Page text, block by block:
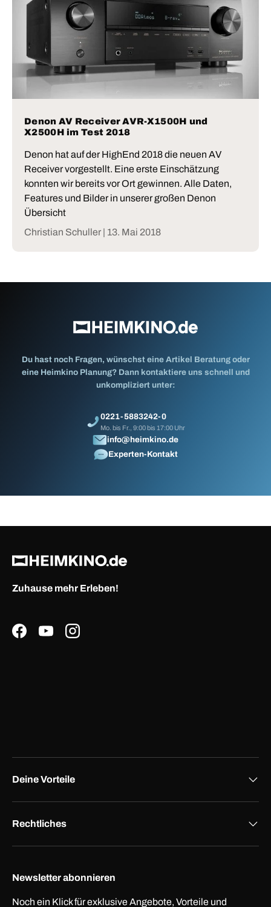
Denon AV Receiver AVR-X1500H und
X2500H im Test 2018
Denon hat auf der HighEnd 2018 die neuen AV
Receiver vorgestellt. Eine erste Einschätzung
konnten wir bereits vor Ort gewinnen. Alle Daten,
Features und Bilder in unserer großen Denon
Übersicht
Christian Schuller | 13. Mai 2018
Du hast noch Fragen, wünschst eine Artikel Beratung oder
eine Heimkino Planung? Dann kontaktiere uns schnell und
unkompliziert unter:
0221-5883242-0
Mo. bis Fr., 9:00 bis 17:00 Uhr
info@heimkino.de
Experten-Kontakt
Zuhause mehr Erleben!
FacebookYouTubeInstagram
Deine Vorteile
Rechtliches
Newsletter abonnieren
Noch ein Klick für exklusive Angebote, Vorteile und